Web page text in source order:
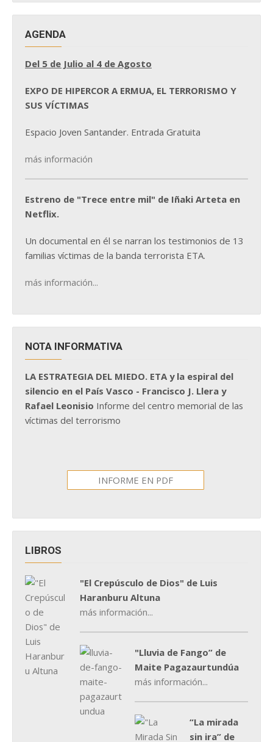
AGENDA
Del 5 de Julio al 4 de Agosto
EXPO DE HIPERCOR A ERMUA, EL TERRORISMO Y
SUS VÍCTIMAS
Espacio Joven Santander. Entrada Gratuita
más información
Estreno de "Trece entre mil" de Iñaki Arteta en
Netflix.
Un documental en él se narran los testimonios de 13
familias víctimas de la banda terrorista ETA.
más información...
NOTA INFORMATIVA
LA ESTRATEGIA DEL MIEDO. ETA y la espiral del
silencio en el País Vasco - Francisco J. Llera y
Rafael Leonisio Informe del centro memorial de las
víctimas del terrorismo
INFORME EN PDF
LIBROS
"El Crepúsculo de Dios" de Luis
Haranburu Altuna
más información...
"Lluvia de Fango” de
Maite Pagazaurtundúa
más información...
“La mirada
sin ira” de